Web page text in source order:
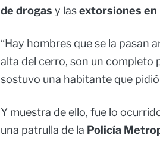
de drogas y lasextorsiones en
“Hay hombres que se la pasan
alta del cerro, son un completo
sostuvo una habitante que
Y muestra de ello, fue lo
una patrulla de la Policía